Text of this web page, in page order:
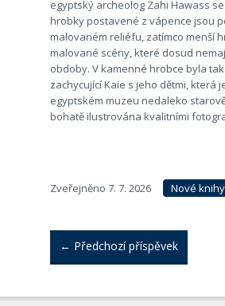
egyptský archeolog Zahi Hawass
hrobky postavené z vápence jsou
malovaném reliéfu, zatímco menší
malované scény, které dosud
obdoby. V kamenné hrobce byla
zachycující Kaie s jeho dětmi, která
egyptském muzeu nedaleko
bohatě ilustrována kvalitními
Zveřejněno 7. 7. 2026 Nové knihy
← Předchozí příspěvek